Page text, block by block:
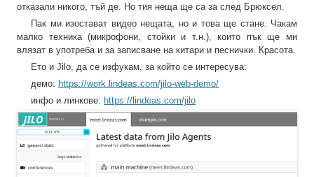
отказали никого, тъй де. Но тия неща ще са за след Брюксел.
Пак ми изостават видео нещата, но и това ще стане. Чакам
малко техника (микрофони, стойки и т.н.), които пък ще ми
влязат в употреба и за записване на китари и песнички. Красота.
Ето и Jilo, да се изфукам, за който се интересува:
демо: https://work.lindeas.com/jilo-web-demo/
инфо и линкове: https://lindeas.com/jilo